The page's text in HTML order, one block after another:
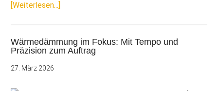
[Weiterlesen...]
Uhr
arbeiten
Wärmedämmung im Fokus: Mit Tempo und
Präzision zum Auftrag
27. März 2026